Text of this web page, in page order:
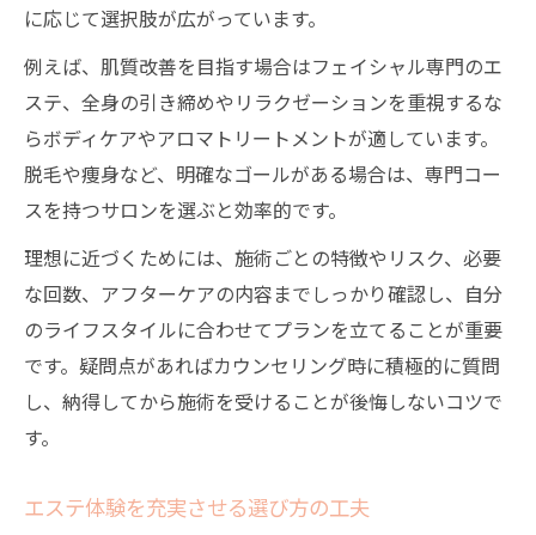
に応じて選択肢が広がっています。
例えば、肌質改善を目指す場合はフェイシャル専門のエ
ステ、全身の引き締めやリラクゼーションを重視するな
らボディケアやアロマトリートメントが適しています。
脱毛や痩身など、明確なゴールがある場合は、専門コー
スを持つサロンを選ぶと効率的です。
理想に近づくためには、施術ごとの特徴やリスク、必要
な回数、アフターケアの内容までしっかり確認し、自分
のライフスタイルに合わせてプランを立てることが重要
です。疑問点があればカウンセリング時に積極的に質問
し、納得してから施術を受けることが後悔しないコツで
す。
エステ体験を充実させる選び方の工夫